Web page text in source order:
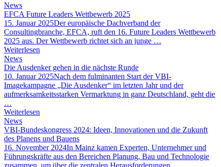
News
EFCA Future Leaders Wettbewerb 2025
15. Januar 2025Der europäische Dachverband der
Consultingbranche, EFCA, ruft den 16. Future Leaders Wettbewerb
2025 aus. Der Wettbewerb richtet sich an junge …
Weiterlesen
News
Die Ausdenker gehen in die nächste Runde
10. Januar 2025Nach dem fulminanten Start der VBI-
Imagekampagne „Die Ausdenker“ im letzten Jahr und der
aufmerksamkeitsstarken Vermarktung in ganz Deutschland, geht die
…
Weiterlesen
News
VBI-Bundeskongress 2024: Ideen, Innovationen und die Zukunft
des Planens und Bauens
16. November 2024In Mainz kamen Experten, Unternehmer und
Führungskräfte aus den Bereichen Planung, Bau und Technologie
zusammen, um über die zentralen Herausforderungen …